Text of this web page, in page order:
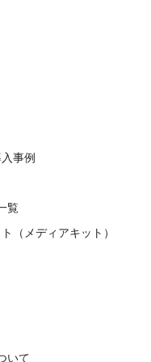
事例
覧
（メディアキット）
いて